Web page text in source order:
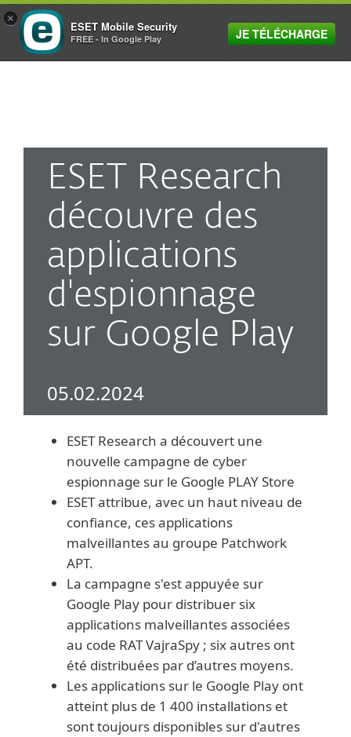
MENU
ESET Research
découvre des
applications
d'espionnage
sur Google Play
05.02.2024
ESET Research a découvert une
nouvelle campagne de cyber
espionnage sur le Google PLAY Store
ESET attribue, avec un haut niveau de
confiance, ces applications
malveillantes au groupe Patchwork
APT.
La campagne s'est appuyée sur
Google Play pour distribuer six
applications malveillantes associées
au code RAT VajraSpy ; six autres ont
été distribuées par d’autres moyens.
Les applications sur le Google Play ont
atteint plus de 1 400 installations et
sont toujours disponibles sur d'autres
×
ESET Mobile Security
FREE - In Google Play JE TÉLÉCHARGE